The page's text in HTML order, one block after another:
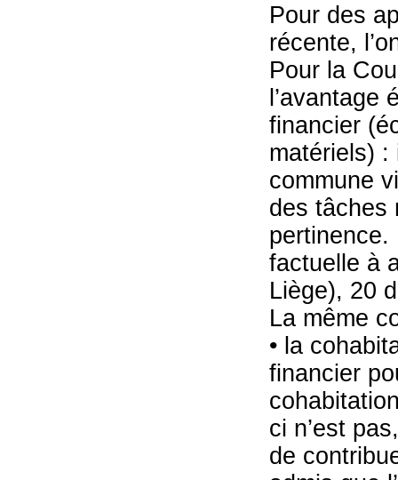
Pour des
récente,
Pour la
l’avantage
financier
matériels) :
commune
des tâches
pertinence.
factuelle à
Liège), 20
La même
• la
financier
ci n’est
de